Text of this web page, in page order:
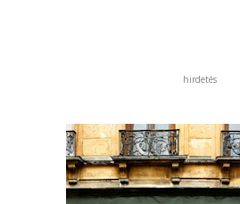
hirdetés